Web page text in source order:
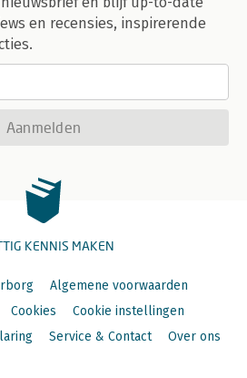
en recensies, inspirerende
Aanmelden
KENNIS MAKEN
Algemene voorwaarden
Cookies
Cookie instellingen
Service & Contact Over ons